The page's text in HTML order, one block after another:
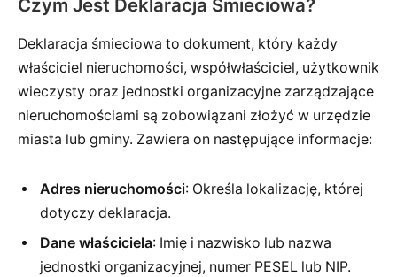
Czym Jest Deklaracja Śmieciowa?
Deklaracja śmieciowa to dokument, który każdy
właściciel nieruchomości, współwłaściciel, użytkownik
wieczysty oraz jednostki organizacyjne zarządzające
nieruchomościami są zobowiązani złożyć w urzędzie
miasta lub gminy. Zawiera on następujące informacje:
Adres nieruchomości: Określa lokalizację, której
dotyczy deklaracja.
Dane właściciela: Imię i nazwisko lub nazwa
jednostki organizacyjnej, numer PESEL lub NIP.